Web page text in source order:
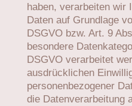
haben, verarbeiten wir
Daten auf Grundlage
DSGVO bzw. Art. 9
besondere
DSGVO verarbeitet
ausdrücklichen
personenbezogener
die Datenverarbeitung